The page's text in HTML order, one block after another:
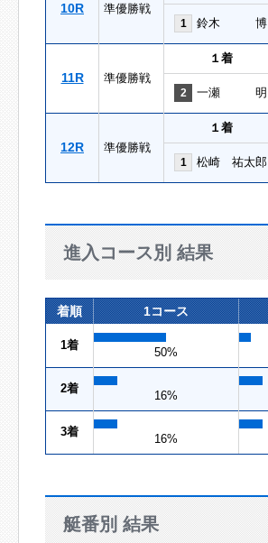
10R 準優勝戦
1 鈴木 博
11R 準優勝戦
１着
2 一瀬 明
12R 準優勝戦
１着
1 松崎 祐太郎
進入コース別 結果
着順 1コース
1着
50%
2着
16%
3着
16%
艇番別 結果